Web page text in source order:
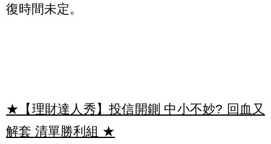
復時間未定。
★【理財達人秀】投信開鍘 中小不妙? 回血又
解套 清單勝利組 ★